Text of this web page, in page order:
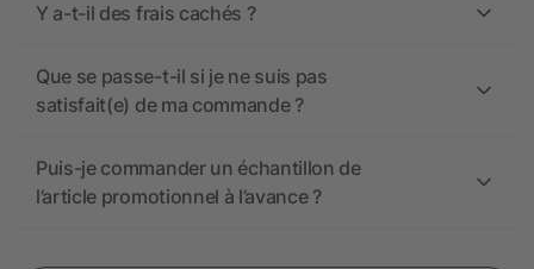
Y a-t-il des frais cachés ?
Que se passe-t-il si je ne suis pas
satisfait(e) de ma commande ?
Puis-je commander un échantillon de
l’article promotionnel à l’avance ?